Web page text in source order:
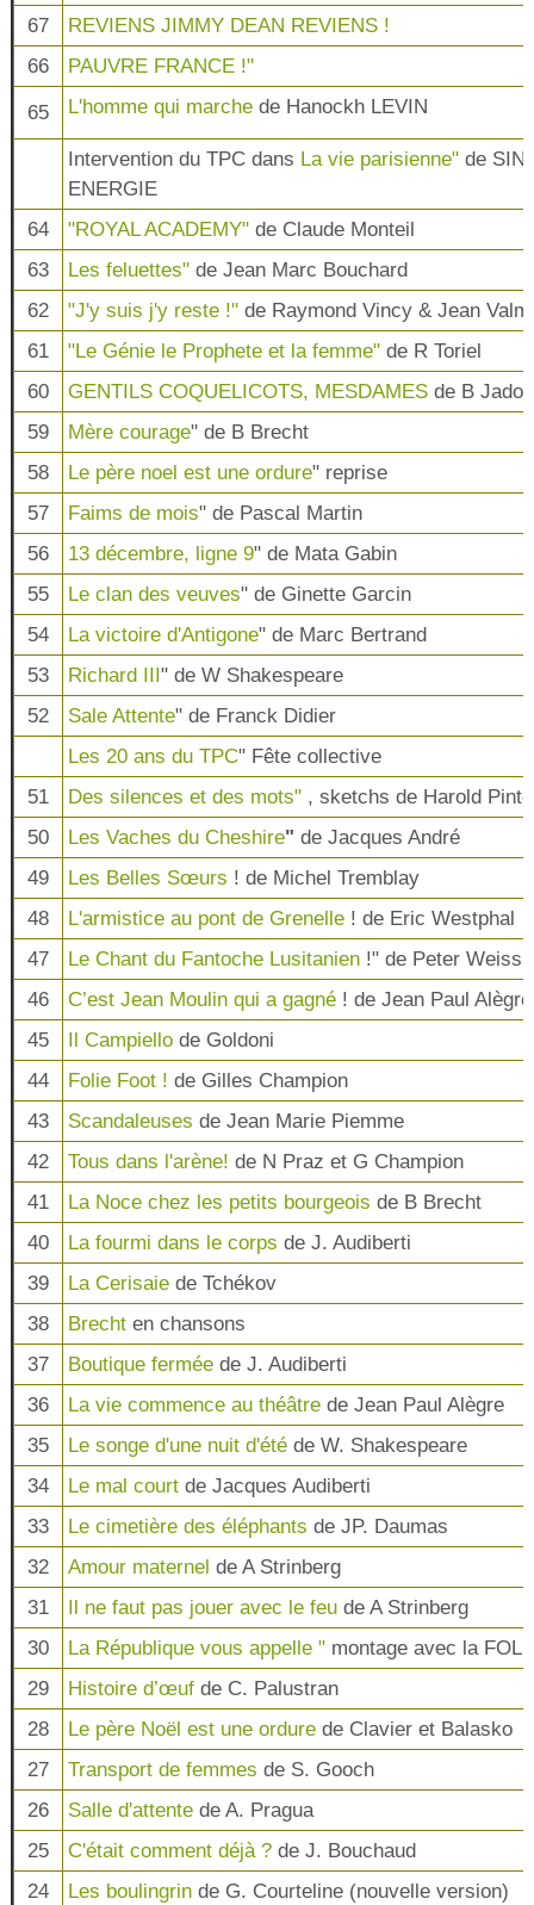
67
REVIENS JIMMY DEAN REVIENS !
66
PAUVRE FRANCE !"
65 L'homme qui marche de Hanockh LEVIN
Intervention du TPC dans La vie parisienne"de
ENERGIE
64
"ROYAL ACADEMY"de Claude Monteil
63
Les feluettes"de Jean Marc Bouchard
62
"J'y suis j'y reste !"de Raymond Vincy & Jean
61
"Le Génie le Prophete et la femme"de R Toriel
60
GENTILS COQUELICOTS, MESDAMESde B Jadot
59
Mère courage" de B Brecht
58
Le père noel est une ordure" reprise
57
Faims de mois" de Pascal Martin
56
13 décembre, ligne 9" de Mata Gabin
55
Le clan des veuves" de Ginette Garcin
54
La victoire d'Antigone" de Marc Bertrand
53
Richard III " de W Shakespeare
52
Sale Attente" de Franck Didier
Les 20 ans du TPC" Fête collective
51
Des silences et des mots", sketchs de Harold
50
Les Vaches du Cheshire" de Jacques André
49
Les Belles Sœurs ! de Michel Tremblay
48
L'armistice au pont de Grenelle ! de Eric Westphal
47
Le Chant du Fantoche Lusitanien !" de Peter Weiss
46
C’est Jean Moulin qui a gagné ! de Jean Paul Alègre
45
Il Campiellode Goldoni
44
Folie Foot ! de Gilles Champion
43
Scandaleuses de Jean Marie Piemme
42
Tous dans l'arène! de N Praz et G Champion
41
La Noce chez les petits bourgeois de B Brecht
40
La fourmi dans le corps de J. Audiberti
39
La Cerisaiede Tchékov
38
Brechten chansons
37
Boutique ferméede J. Audiberti
36
La vie commence au théâtrede Jean Paul Alègre
35
Le songe d'une nuit d'étéde W. Shakespeare
34
Le mal courtde Jacques Audiberti
33
Le cimetière des éléphants de JP. Daumas
32
Amour maternel de A Strinberg
31
Il ne faut pas jouer avec le feude A Strinberg
30
La République vous appelle "montage avec la FOL
29
Histoire d’œufde C. Palustran
28
Le père Noël est une ordurede Clavier et Balasko
27
Transport de femmes de S. Gooch
26
Salle d'attentede A. Pragua
25
C'était comment déjà ?de J. Bouchaud
24
Les boulingrinde G. Courteline (nouvelle version)